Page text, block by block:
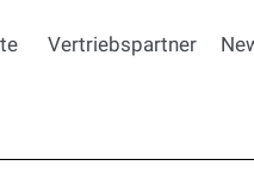
Vertriebspartner